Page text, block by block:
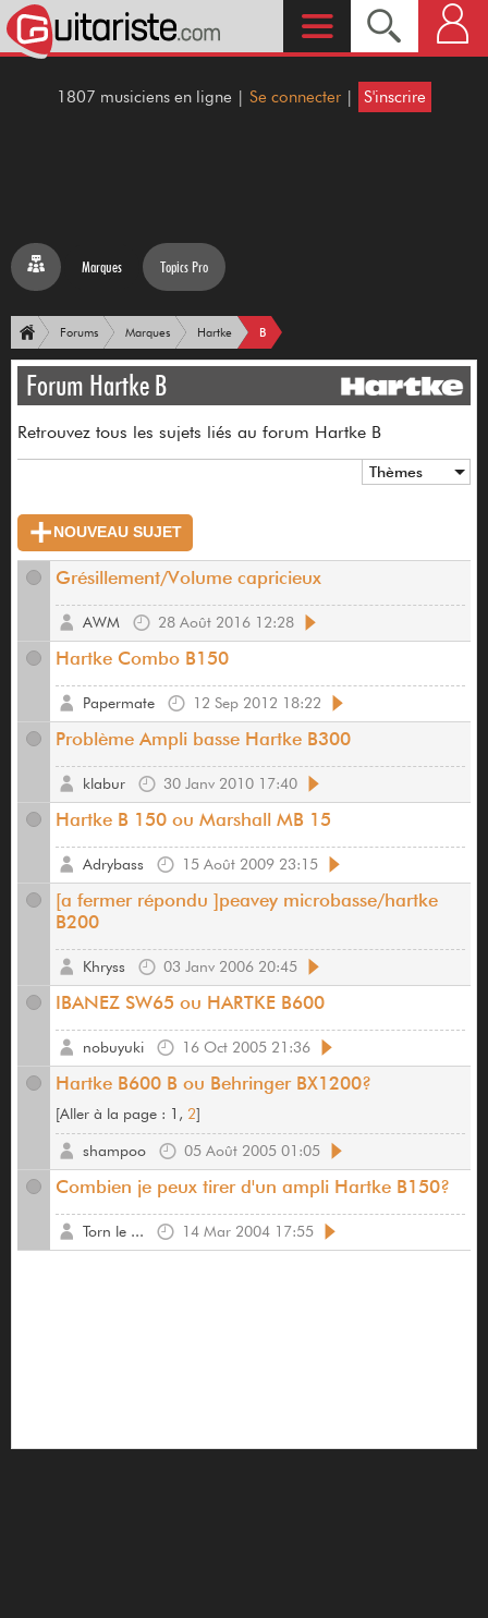
1807 musiciens en ligne | Se connecter | S'inscrire
Marques Topics Pro
Forums Marques Hartke B
Forum Hartke B
Retrouvez tous les sujets liés au forum Hartke B
Thèmes
NOUVEAU SUJET
Grésillement/Volume capricieux
28 Août 2016 12:28
AWM
Hartke Combo B150
12 Sep 2012 18:22
Papermate
Problème Ampli basse Hartke B300
30 Janv 2010 17:40
klabur
Hartke B 150 ou Marshall MB 15
15 Août 2009 23:15
Adrybass
[a fermer répondu ]peavey microbasse/hartke
B200
03 Janv 2006 20:45
Khryss
IBANEZ SW65 ou HARTKE B600
16 Oct 2005 21:36
nobuyuki
Hartke B600 B ou Behringer BX1200?
[Aller à la page : 1, 2]
05 Août 2005 01:05
shampoo
Combien je peux tirer d'un ampli Hartke B150?
14 Mar 2004 17:55
Torn le ...